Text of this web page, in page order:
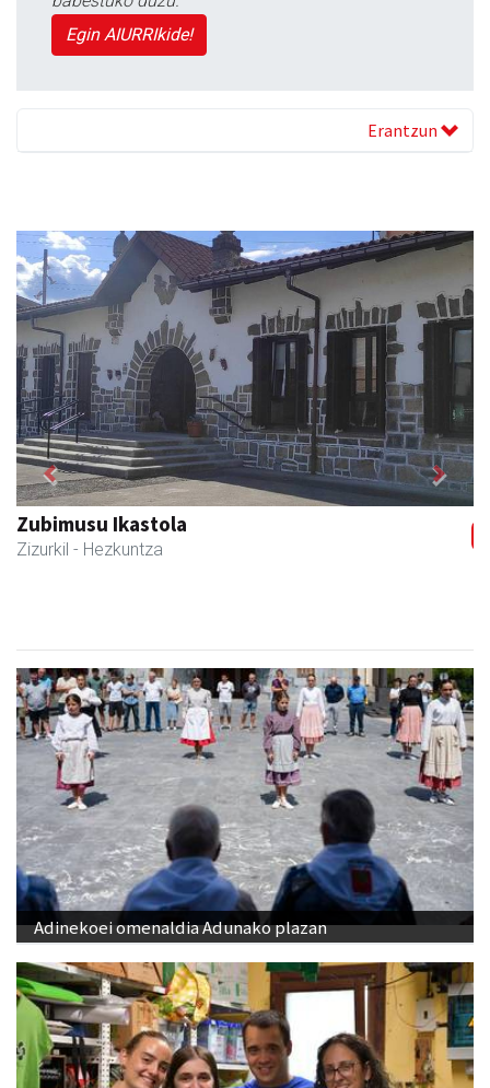
Egin AIURRIkide!
Erantzun
Zubimusu Ikastola
Zizurkil - Hezkuntza
Previous Next
Adinekoei omenaldia Adunako plazan